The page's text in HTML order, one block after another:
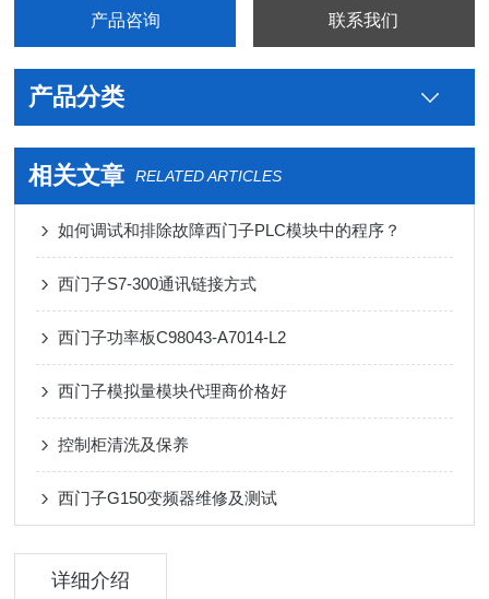
产品咨询 联系我们
产品分类
相关文章 RELATED ARTICLES
如何调试和排除故障西门子PLC模块中的程序？
西门子S7-300通讯链接方式
西门子功率板C98043-A7014-L2
西门子模拟量模块代理商价格好
控制柜清洗及保养
西门子G150变频器维修及测试
详细介绍